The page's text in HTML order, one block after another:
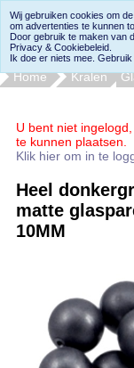
Home Kralen
U bent niet
te kunnen plaatsen.
Klik hier om in te
Heel
matte
10MM
Wij gebruiken cookies om
om advertenties te kunnen
Door gebruik te maken van
Privacy & Cookiebeleid.
Ik doe er niets mee. Gebruik